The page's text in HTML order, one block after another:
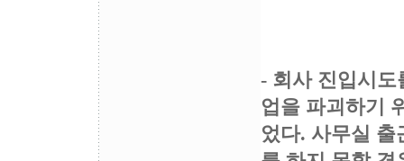
- 회사 진입시도
업을 파괴하기
었다. 사무실